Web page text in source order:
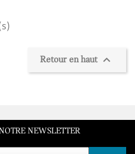
Retour en haut 
NEWSLETTER